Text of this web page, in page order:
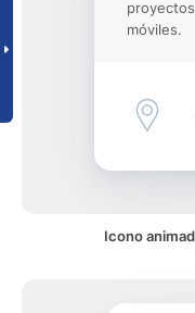
móviles.
Icono